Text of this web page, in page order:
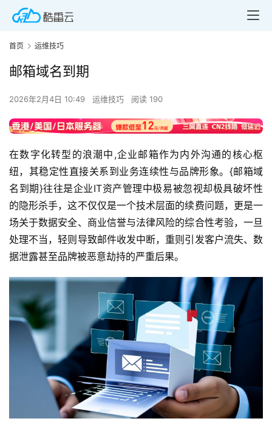
首页 运维技巧
邮箱域名到期
2026年2月4日 10:49 运维技巧 阅读 190
在数字化转型的浪潮中,企业邮箱作为内外沟通的核心枢
纽，其稳定性直接关系到业务连续性与品牌形象。{邮箱域
名到期}往往是企业IT资产管理中极易被忽视却极具破坏性
的隐形杀手，这不仅仅是一个技术层面的续费问题，更是一
场关于数据安全、商业信誉与法律风险的综合性考验，一旦
处理不当，轻则导致邮件收发中断，重则引发客户流失、数
据泄露甚至品牌被恶意劫持的严重后果。